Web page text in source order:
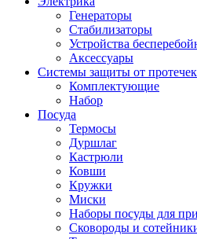
Генераторы
Стабилизаторы
Устройства
Аксессуары
Системы защиты от протечек
Комплектующие
Набор
Посуда
Термосы
Дуршлаг
Кастрюли
Ковши
Кружки
Миски
Наборы посуды для
Сковороды и